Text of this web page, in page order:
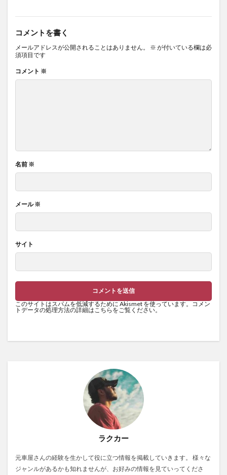
コメントを書く
メールアドレスが公開されることはありません。 ※ が付いている欄は必
須項目です
コメント ※
名前 ※
メール※
サイト
このサイトはスパムを低減するために Akismet を使っています。コメン
トデータの処理方法の詳細はこちらをご覧ください。
ラクカー
元車屋さんの経験を生かして役に立つ情報を掲載していきます。 様々な
ジャンルがあるかも知れませんが、お好みの情報を見ていってくださ